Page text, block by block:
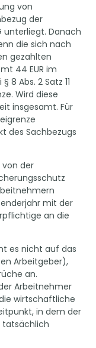
von
der
unterliegt. Danach
die sich nach
gezahlten
44 EUR im
8 Abs. 2 Satz 11
Wird diese
insgesamt. Für
des Sachbezugs
der
mit der
an die
es nicht auf das
Arbeitgeber),
an.
Arbeitnehmer
wirtschaftliche
in dem der
tatsächlich